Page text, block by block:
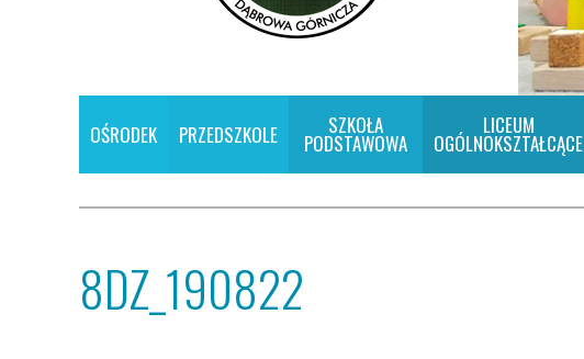
OŚRODEK PRZEDSZKOLE SZKOŁA
PODSTAWOWA
LICEUM
OGÓLNOKSZTAŁCĄCE
8DZ_190822